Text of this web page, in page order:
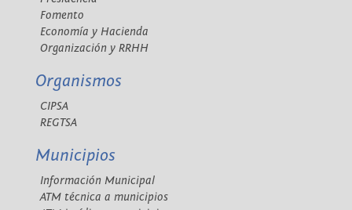
Fomento
Economía y Hacienda
Organización y RRHH
Organismos
CIPSA
REGTSA
Municipios
Información Municipal
ATM técnica a municipios